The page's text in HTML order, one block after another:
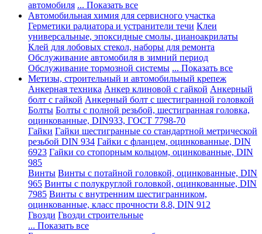
автомобиля ... Показать все
Автомобильная химия для сервисного участка
Герметики радиатора и устранители течи Клеи
универсальные, эпоксидные смолы, цианоакрилаты
Клей для лобовых стекол, наборы для ремонта
Обслуживание автомобиля в зимний период
Обслуживание тормозной системы ... Показать все
Метизы, строительный и автомобильный крепеж
Анкерная техника Анкер клиновой с гайкой Анкерный
болт с гайкой Анкерный болт с шестигранной головкой
Болты Болты с полной резьбой, шестигранная головка,
оцинкованные, DIN933, ГОСТ 7798-70
Гайки Гайки шестигранные со стандартной метрической
резьбой DIN 934 Гайки с фланцем, оцинкованные, DIN
6923 Гайки со стопорным кольцом, оцинкованные, DIN
985
Винты Винты с потайной головкой, оцинкованные, DIN
965 Винты с полукруглой головкой, оцинкованные, DIN
7985 Винты с внутренним шестигранником,
оцинкованные, класс прочности 8.8, DIN 912
Гвозди Гвозди строительные
... Показать все